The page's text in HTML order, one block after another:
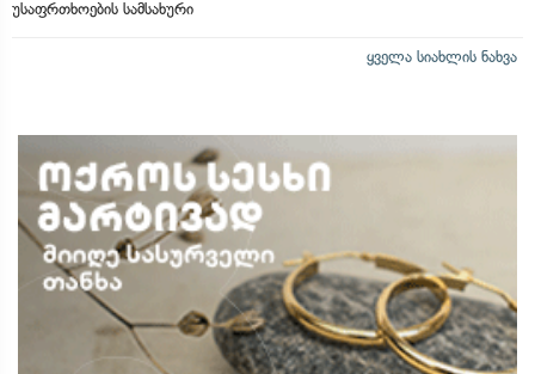
უსაფრთხოების სამსახური
ყველა სიახლის ნახვა